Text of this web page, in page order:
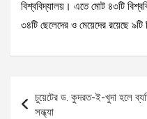
বিশ্ববিদ্যালয়। এতে মোট ৪৩টি
৩৪টি ছেলেদের ও মেয়েদের রয়েছে ৯টি
navigation
চুয়েটের ড. কুদরত-ই-খুদা হলে
সন্ধ্যা